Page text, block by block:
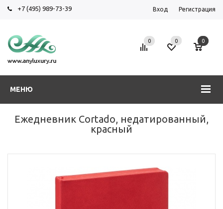
+7 (495) 989-73-39 Вход Регистрация
МЕНЮ
0 0 0
Ежедневник Cortado, недатированный,
красный